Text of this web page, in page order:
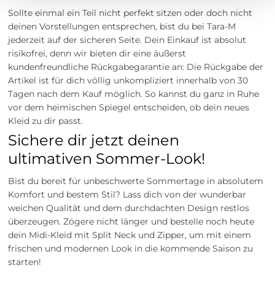
Sollte einmal ein Teil nicht perfekt sitzen oder doch nicht
deinen Vorstellungen entsprechen, bist du bei Tara-M
jederzeit auf der sicheren Seite. Dein Einkauf ist absolut
risikofrei, denn wir bieten dir eine äußerst
kundenfreundliche Rückgabegarantie an: Die Rückgabe der
Artikel ist für dich völlig unkompliziert innerhalb von 30
Tagen nach dem Kauf möglich. So kannst du ganz in Ruhe
vor dem heimischen Spiegel entscheiden, ob dein neues
Kleid zu dir passt.
Sichere dir jetzt deinen
ultimativen Sommer-Look!
Bist du bereit für unbeschwerte Sommertage in absolutem
Komfort und bestem Stil? Lass dich von der wunderbar
weichen Qualität und dem durchdachten Design restlos
überzeugen. Zögere nicht länger und bestelle noch heute
dein Midi-Kleid mit Split Neck und Zipper, um mit einem
frischen und modernen Look in die kommende Saison zu
starten!